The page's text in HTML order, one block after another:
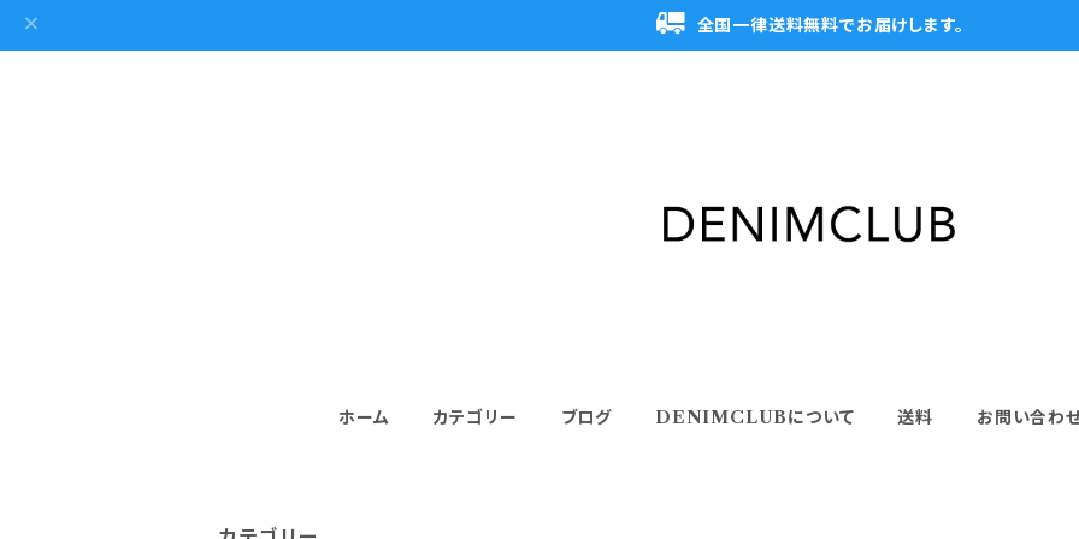
全国一律送料無料でお届けします。
ホーム カテゴリー ブログ DENIMCLUBについて 送料 お問い合わ